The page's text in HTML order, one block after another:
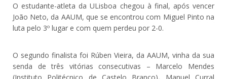
O estudante-atleta da ULisboa chegou à final, após vencer
João Neto, da AAUM, que se encontrou com Miguel Pinto na
luta pelo 3º lugar e com quem perdeu por 2-0.
O segundo finalista foi Rúben Vieira, da AAUM, vinha da sua
senda de três vitórias consecutivas – Marcelo Mendes